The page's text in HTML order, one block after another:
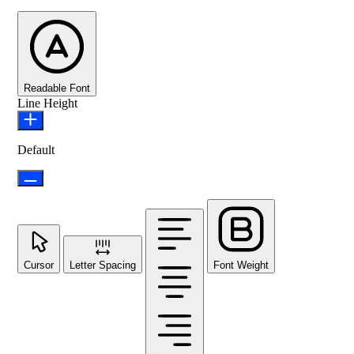
Readable Font
Line Height
Default
Cursor Letter Spacing Font Weight